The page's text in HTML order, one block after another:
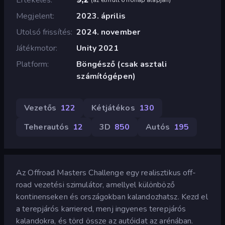
Megjelent
2023. április
Utolsó frissítés 2024. november
Játékmotor
Unity 2021
Platform
Böngésző (csak asztali
számítógépen)
Vezetős 122 Kétjátékos 130
Teherautós 12 3D 850 Autós 195
Az Offroad Masters Challenge egy realisztikus off-
road vezetési szimulátor, amellyel különböző
kontinenseken és országokban kalandozhatsz. Kezd el
a terepjárós karriered, menj ingyenes terepjárós
kalandokra, és törd össze az autóidat az arénában.